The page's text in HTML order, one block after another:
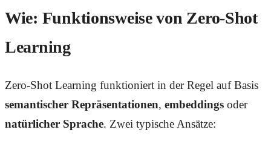
Wie: Funktionsweise von Zero-Shot
Learning
Zero-Shot Learning funktioniert in der Regel auf Basis
semantischer Repräsentationen, embeddings oder
natürlicher Sprache. Zwei typische Ansätze: